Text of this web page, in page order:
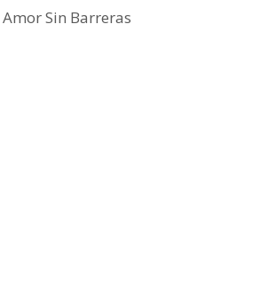
Amor Sin Barreras